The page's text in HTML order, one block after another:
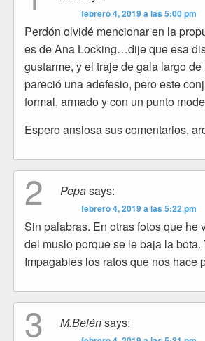
febrero 4, 2019 a las 5:00 pm
Perdón olvidé mencionar en la
es de Ana Locking…dije que esa
gustarme, y el traje de gala largo
pareció una adefesio, pero este
formal, armado y con un punto
Espero ansiosa sus comentarios,
2 Pepasays:
febrero 4, 2019 a las 5:22 pm
Sin palabras. En otras fotos que he
del muslo porque se le baja la bota.
Impagables los ratos que nos hace
3 M.Belénsays: